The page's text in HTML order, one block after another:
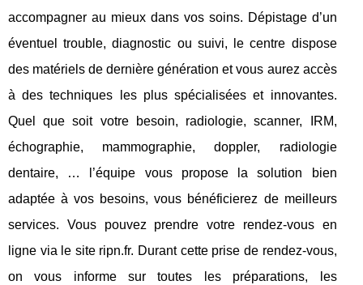
accompagner au mieux dans vos soins. Dépistage d’un
éventuel trouble, diagnostic ou suivi, le centre dispose
des matériels de dernière génération et vous aurez accès
à des techniques les plus spécialisées et innovantes.
Quel que soit votre besoin, radiologie, scanner, IRM,
échographie, mammographie, doppler, radiologie
dentaire, … l’équipe vous propose la solution bien
adaptée à vos besoins, vous bénéficierez de meilleurs
services. Vous pouvez prendre votre rendez-vous en
ligne via le site ripn.fr. Durant cette prise de rendez-vous,
on vous informe sur toutes les préparations, les